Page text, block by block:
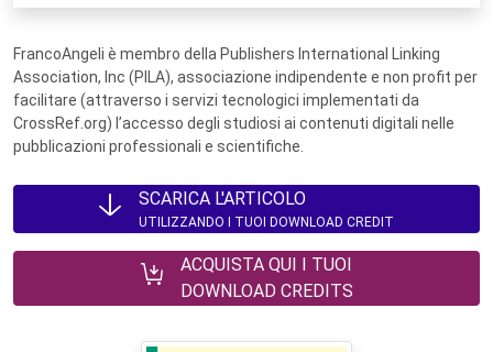
FrancoAngeli è membro della Publishers International Linking
Association, Inc (PILA), associazione indipendente e non profit per
facilitare (attraverso i servizi tecnologici implementati da
CrossRef.org) l’accesso degli studiosi ai contenuti digitali nelle
pubblicazioni professionali e scientifiche.
SCARICA L'ARTICOLO
UTILIZZANDO I TUOI DOWNLOAD CREDIT
ACQUISTA QUI I TUOI
DOWNLOAD CREDITS